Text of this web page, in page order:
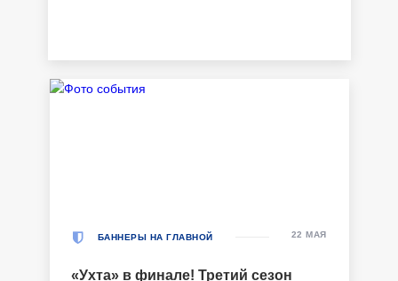
БАННЕРЫ НА ГЛАВНОЙ
«Ухта» в финале! Третий сезон
22 МАЯ